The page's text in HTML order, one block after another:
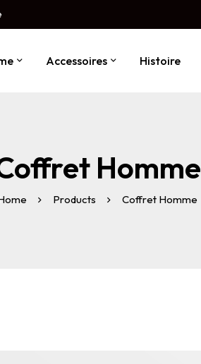
Accessoires Histoire
Homme
Products Coffret Homme